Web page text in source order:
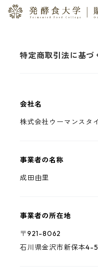
特定商取引法に基づ
会社名
株式会社ウーマンスタ
事業者の名称
成田由里
事業者の所在地
〒921-8062
石川県金沢市新保本4-